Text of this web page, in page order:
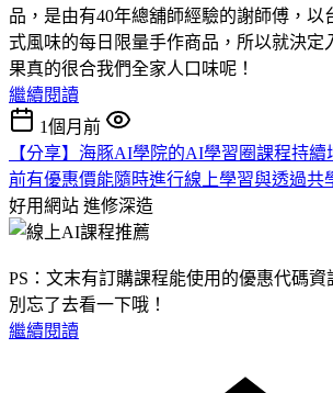
品，是由有40年總舖師經驗的謝師傅，以
式風味的每日限量手作商品，所以就決定
果真的很合我們全家人口味呢！
繼續閱讀
1個月前
【分享】海豚AI學院的AI學習圈課程持續
前有優惠價能隨時進行線上學習與透過共
好用網站 進修深造
PS：文末有訂購課程能使用的優惠代碼資
別忘了去看一下哦！
繼續閱讀